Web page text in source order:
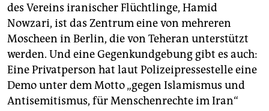
des Vereins iranischer Flüchtlinge, Hamid
Nowzari, ist das Zentrum eine von mehreren
Moscheen in Berlin, die von Teheran unterstützt
werden. Und eine Gegenkundgebung gibt es auch:
Eine Privatperson hat laut Polizeipressestelle eine
Demo unter dem Motto „gegen Islamismus und
Antisemitismus, für Menschenrechte im Iran“